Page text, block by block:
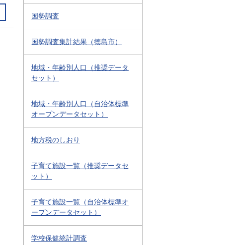
国勢調査
国勢調査集計結果（徳島市）
地域・年齢別人口（推奨データ
セット）
地域・年齢別人口（自治体標準
オープンデータセット）
地方税のしおり
子育て施設一覧（推奨データセ
ット）
子育て施設一覧（自治体標準オ
ープンデータセット）
学校保健統計調査